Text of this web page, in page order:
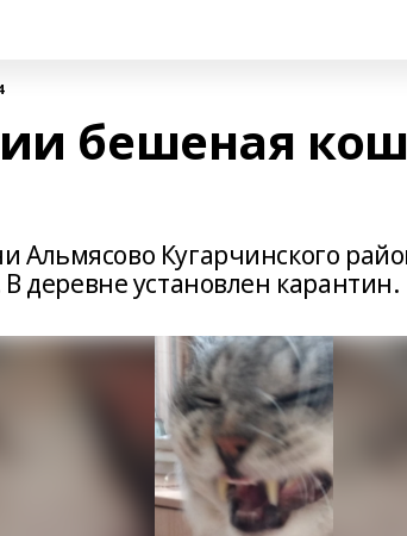
бешеная
Альмясово Кугарчинского
деревне установлен карантин.